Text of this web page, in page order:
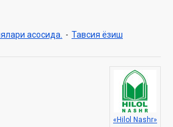
одамлар жуда ҳам оз эди. Энди
эгаллаб бормоқда десак, муболаға
ва қисқа рисолалар битилди.
сари рисолалар ҳам кенгайиб,
Каримни қироат қилиш савияси
муборак Рамазон
асосида. - Тавсия ёзиш
«Hilol Nashr»